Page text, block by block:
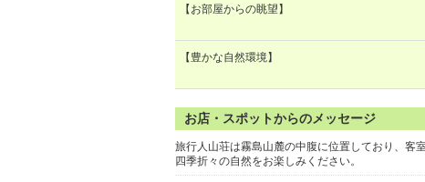
【お部屋からの眺望】
【豊かな自然環境】
お店・スポットからのメッセージ
旅行人山荘は霧島山麓の中腹に位置しており、客
四季折々の自然をお楽しみください。